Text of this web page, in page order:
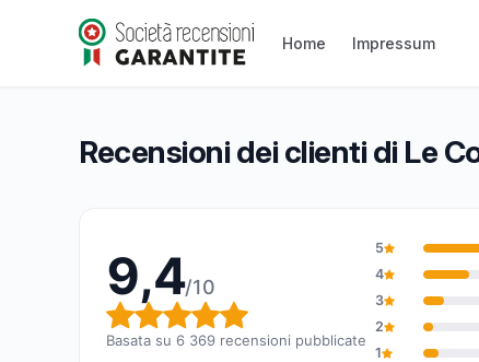
Home Impressum
Le Comptoir de Mathilde
Valutazione globale: 9,4 su 10
9,4/10(6 369 recensioni)
Recensioni dei clienti di Le
9,4/10
Valutazione globale: 9,4 su
Basata su 6 369 recensioni pubblicate
5
4
3
2
1